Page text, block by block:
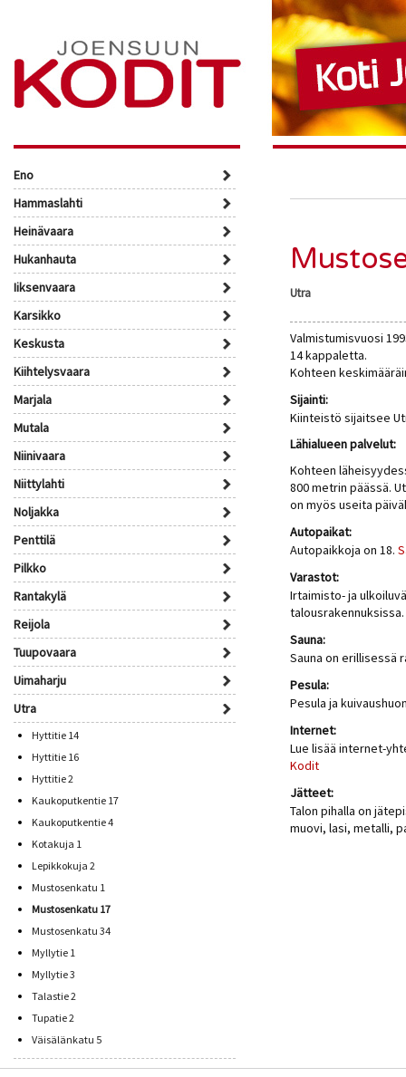
Eno
Hammaslahti
Heinävaara
Hukanhauta
Iiksenvaara
Karsikko
Keskusta
Kiihtelysvaara
Marjala
Mutala
Niinivaara
Niittylahti
Noljakka
Penttilä
Pilkko
Rantakylä
Reijola
Tuupovaara
Uimaharju
Utra
Hyttitie 14
Hyttitie 16
Hyttitie 2
Kaukoputkentie 17
Kaukoputkentie 4
Kotakuja 1
Lepikkokuja 2
Mustosenkatu 1
Mustosenkatu 17
Mustosenkatu 34
Myllytie 1
Myllytie 3
Talastie 2
Tupatie 2
Väisälänkatu 5
Utra
Valmistumisvuosi
14 kappaletta.
Kohteen
Sijainti:
Kiinteistö sijaitsee
Lähialueen palvelut:
Kohteen
800 metrin päässä.
on myös useita
Autopaikat:
Autopaikkoja on 18.
Varastot:
Irtaimisto- ja
talousrakennuksissa.
Sauna:
Sauna on erillisessä
Pesula:
Pesula ja
Internet:
Lue lisää internet-
Kodit
Jätteet:
Talon pihalla on
muovi, lasi, metalli,